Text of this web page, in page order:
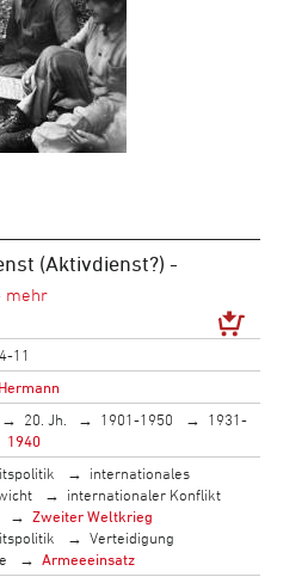
(Aktivdienst?) -
11
20. Jh. 1901-1950
1931-
1940
internationales
internationaler Konflikt
Zweiter Weltkrieg
Verteidigung
Armeeeinsatz